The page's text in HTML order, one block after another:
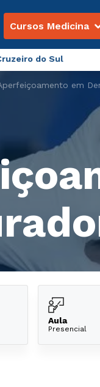
Cursos Medicina
do Sul
em
Aula
Presencial